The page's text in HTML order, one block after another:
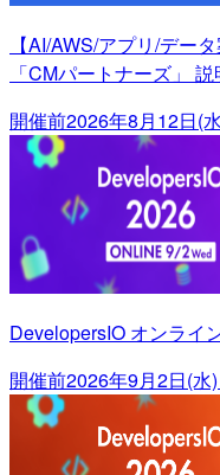
【AI/AWS/アプリ/デー
「CMパートナーズ」
開催前2026年8月12日(
DevelopersIO オンライ
開催前2026年9月2日(水